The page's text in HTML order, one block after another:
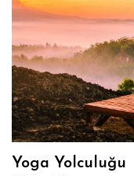
Yoga Yolculuğu